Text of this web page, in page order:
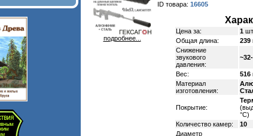
подробнее...
ID товара: 16605
Цена за: 1 шт
Общая длина:
239
Снижение
звукового
давления:
Вес: 516
Материал
изготовления:
Покрытие:
°C)
Количество камер:
10
Диаметр